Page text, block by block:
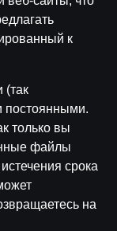
к
(так
постоянными.
только вы
файлы
срока
на